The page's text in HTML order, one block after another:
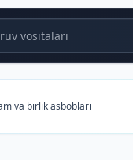
vositalari
va birlik asboblari